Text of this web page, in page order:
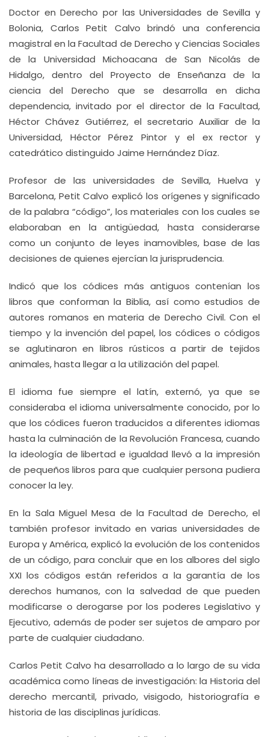
Doctor en Derecho por las Universidades de Sevilla y
Bolonia, Carlos Petit Calvo brindó una conferencia
magistral en la Facultad de Derecho y Ciencias Sociales
de la Universidad Michoacana de San Nicolás de
Hidalgo, dentro del Proyecto de Enseñanza de la
ciencia del Derecho que se desarrolla en dicha
dependencia, invitado por el director de la Facultad,
Héctor Chávez Gutiérrez, el secretario Auxiliar de la
Universidad, Héctor Pérez Pintor y el ex rector y
catedrático distinguido Jaime Hernández Díaz.
Profesor de las universidades de Sevilla, Huelva y
Barcelona, Petit Calvo explicó los orígenes y significado
de la palabra “código”, los materiales con los cuales se
elaboraban en la antigüedad, hasta considerarse
como un conjunto de leyes inamovibles, base de las
decisiones de quienes ejercían la jurisprudencia.
Indicó que los códices más antiguos contenían los
libros que conforman la Biblia, así como estudios de
autores romanos en materia de Derecho Civil. Con el
tiempo y la invención del papel, los códices o códigos
se aglutinaron en libros rústicos a partir de tejidos
animales, hasta llegar a la utilización del papel.
El idioma fue siempre el latín, externó, ya que se
consideraba el idioma universalmente conocido, por lo
que los códices fueron traducidos a diferentes idiomas
hasta la culminación de la Revolución Francesa, cuando
la ideología de libertad e igualdad llevó a la impresión
de pequeños libros para que cualquier persona pudiera
conocer la ley.
En la Sala Miguel Mesa de la Facultad de Derecho, el
también profesor invitado en varias universidades de
Europa y América, explicó la evolución de los contenidos
de un código, para concluir que en los albores del siglo
XXI los códigos están referidos a la garantía de los
derechos humanos, con la salvedad de que pueden
modificarse o derogarse por los poderes Legislativo y
Ejecutivo, además de poder ser sujetos de amparo por
parte de cualquier ciudadano.
Carlos Petit Calvo ha desarrollado a lo largo de su vida
académica como líneas de investigación: la Historia del
derecho mercantil, privado, visigodo, historiografía e
historia de las disciplinas jurídicas.